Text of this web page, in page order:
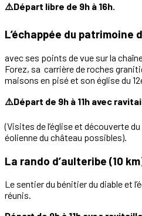
⚠️Départ libre de 9h à 16h.
L’échappée du patrimoine
avec ses points de vue sur la
Forez, sa carrière de roches
maisons en pisé et son église du
⚠️Départ de 9h à 11h avec
(Visites de l’église et découverte
éolienne du château possibles).
La rando d’aulteribe (10
Le sentier du bénitier du diable et
réunis.